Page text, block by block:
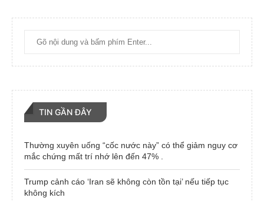
TIN GẦN ĐÂY
Thường xuyên uống “cốc nước này” có thể giảm nguy cơ
mắc chứng mất trí nhớ lên đến 47% .
Trump cảnh cáo ‘Iran sẽ không còn tồn tại’ nếu tiếp tục
không kích